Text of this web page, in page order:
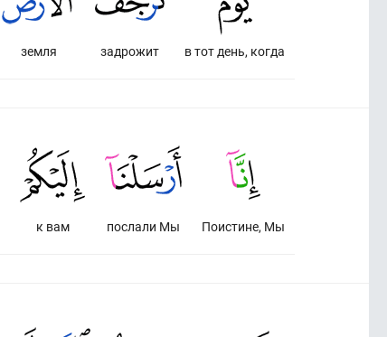
в тот день, когда
задрожит
земля
Поистине, Мы
послали Мы
к вам